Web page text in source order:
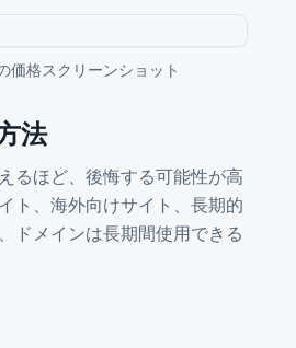
価格スクリーンショット
法
るほど、後悔する可能性が高
ト、海外向けサイト、長期的
ドメインは長期間使用できる